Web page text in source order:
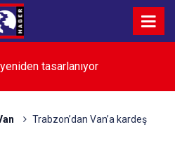
tasarlanıyor
operasyonları: 844 kişi tutuklandı
Trabzon’dan Van’a kardeş